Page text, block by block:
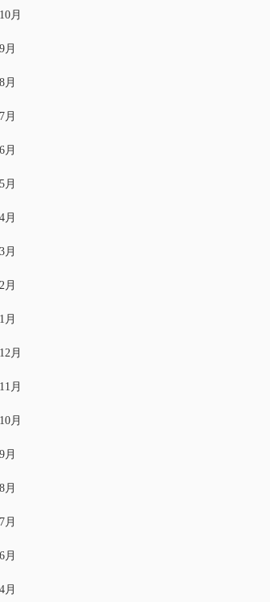
月
月
月
月
月
月
月
月
月
月
月
月
月
月
月
月
月
月